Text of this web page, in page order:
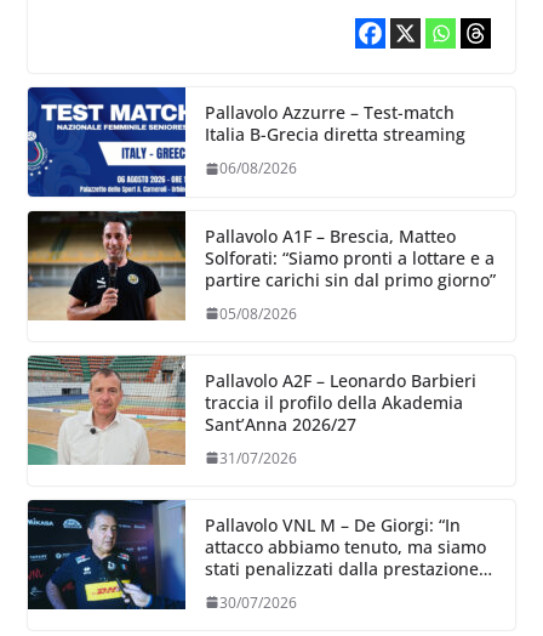
Pallavolo Azzurre – Test-match
Italia B-Grecia diretta streaming
06/08/2026
Pallavolo A1F – Brescia, Matteo
Solforati: “Siamo pronti a lottare e a
partire carichi sin dal primo giorno”
05/08/2026
Pallavolo A2F – Leonardo Barbieri
traccia il profilo della Akademia
Sant’Anna 2026/27
31/07/2026
Pallavolo VNL M – De Giorgi: “In
attacco abbiamo tenuto, ma siamo
stati penalizzati dalla prestazione
in ricezione, è la prima volta”
30/07/2026